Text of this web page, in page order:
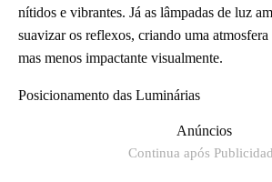
nítidos e vibrantes. Já as lâmpadas de luz
suavizar os reflexos, criando uma atmosfera
mas menos impactante visualmente.
Posicionamento das Luminárias
Anúncios
Continua após